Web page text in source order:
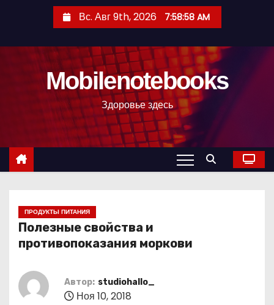
с
Вс. Авг 9th, 2026 7:58:59 AM
Mobilenotebooks
Здоровье здесь
ПРОДУКТЫ ПИТАНИЯ
Полезные свойства и
противопоказания моркови
Автор: studiohallo_
Ноя 10, 2018